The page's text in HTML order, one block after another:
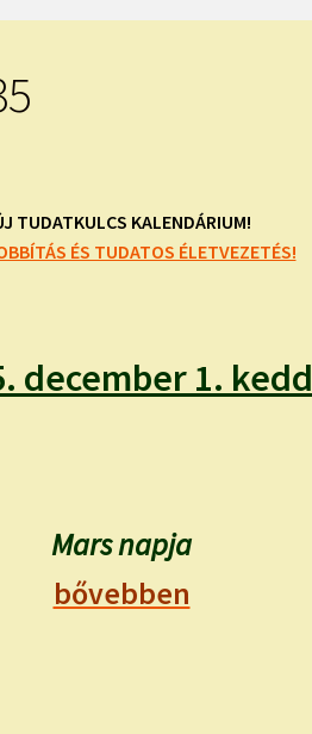
TUDATKULCS KALENDÁRIUM!
ÉS TUDATOS ÉLETVEZETÉS!
december 1. kedd
Mars napja
bővebben